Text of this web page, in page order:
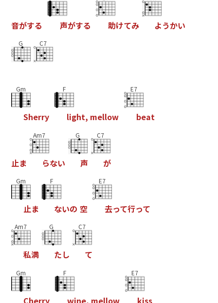
音がする 声がする 助けてみ ようかい
G C7
Gm
Sherry
F
light, mellow
E7
beat
止ま
Am7
らない
G
声
C7
が
Gm
止ま
F
ないの 空
E7
去って行って
Am7
私満
G
たし
C7
て
Gm
Cherry
F
wine, mellow
E7
kiss